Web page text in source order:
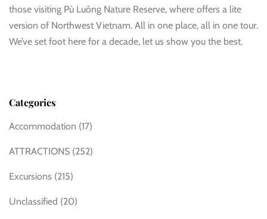
those visiting Pù Luông Nature Reserve, where offers a lite
version of Northwest Vietnam. All in one place, all in one tour.
We’ve set foot here for a decade, let us show you the best.
Categories
Accommodation (17)
ATTRACTIONS (252)
Excursions (215)
Unclassified (20)